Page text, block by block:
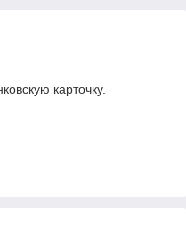
карточку.